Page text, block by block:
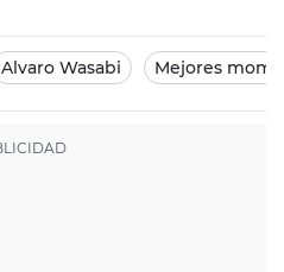
Alvaro Wasabi Mejores